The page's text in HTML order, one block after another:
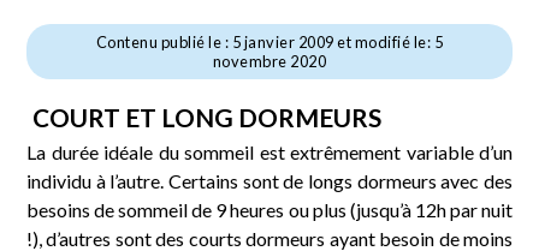
Contenu publié le : 5 janvier 2009 et modifié le: 5
novembre 2020
COURT ET LONG DORMEURS
La durée idéale du sommeil est extrêmement variable d’un
individu à l’autre. Certains sont de longs dormeurs avec des
besoins de sommeil de 9 heures ou plus (jusqu’à 12h par nuit
!), d’autres sont des courts dormeurs ayant besoin de moins